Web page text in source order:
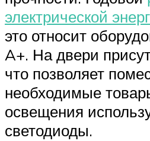
электрической
это относит
A+. На двери
что позволяет
необходимые
освещения
светодиоды.